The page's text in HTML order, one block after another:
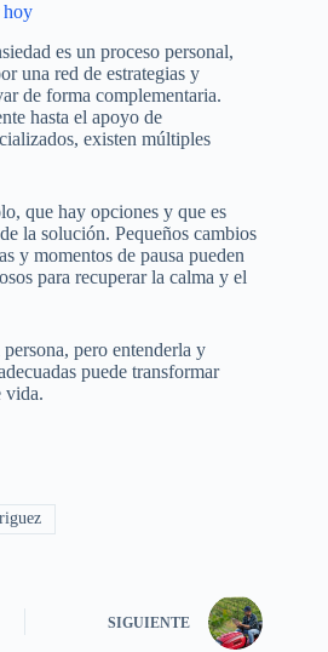
hoy
es un proceso personal,
una red de estrategias y
de forma complementaria.
hasta el apoyo de
existen múltiples
que hay opciones y que es
la solución. Pequeños cambios
y momentos de pausa pueden
para recuperar la calma y el
pero entenderla y
puede transformar
vida.
SIGUIENTE